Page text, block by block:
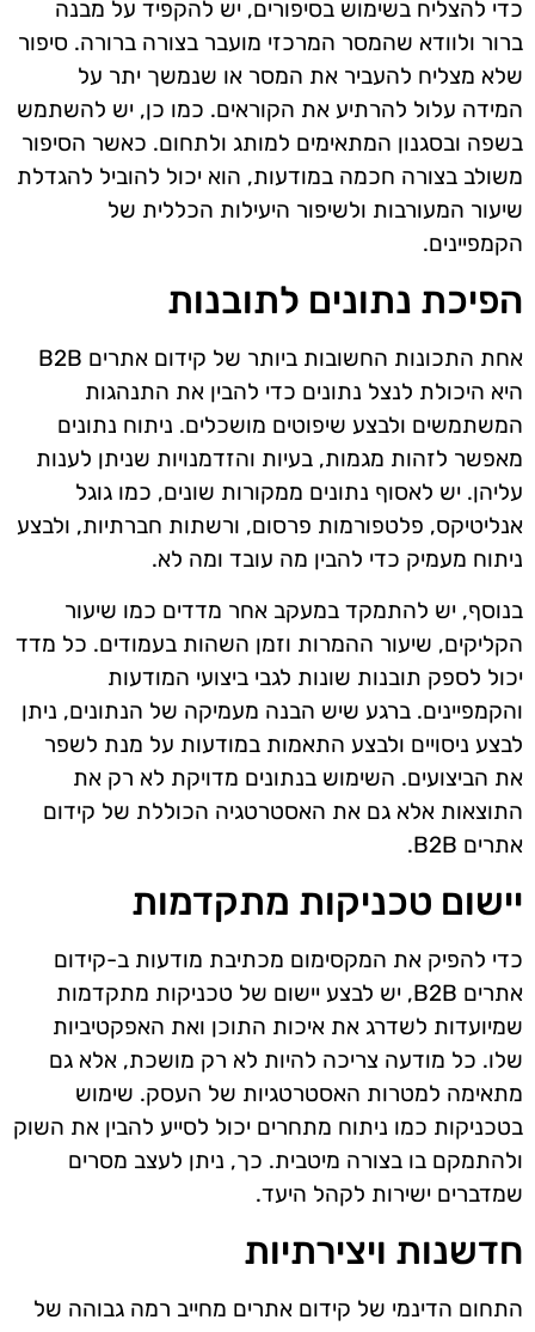
כדי להצליח בשימוש בסיפורים, יש להקפיד על מבנה
ברור ולוודא שהמסר המרכזי מועבר בצורה ברורה. סיפור
שלא מצליח להעביר את המסר או שנמשך יתר על
המידה עלול להרתיע את הקוראים. כמו כן, יש להשתמש
בשפה ובסגנון המתאימים למותג ולתחום. כאשר הסיפור
משולב בצורה חכמה במודעות, הוא יכול להוביל להגדלת
שיעור המעורבות ולשיפור היעילות הכללית של
הקמפיינים.
הפיכת נתונים לתובנות
אחת התכונות החשובות ביותר של קידום אתרים B2B
היא היכולת לנצל נתונים כדי להבין את התנהגות
המשתמשים ולבצע שיפוטים מושכלים. ניתוח נתונים
מאפשר לזהות מגמות, בעיות והזדמנויות שניתן לענות
עליהן. יש לאסוף נתונים ממקורות שונים, כמו גוגל
אנליטיקס, פלטפורמות פרסום, ורשתות חברתיות, ולבצע
ניתוח מעמיק כדי להבין מה עובד ומה לא.
בנוסף, יש להתמקד במעקב אחר מדדים כמו שיעור
הקליקים, שיעור ההמרות וזמן השהות בעמודים. כל מדד
יכול לספק תובנות שונות לגבי ביצועי המודעות
והקמפיינים. ברגע שיש הבנה מעמיקה של הנתונים, ניתן
לבצע ניסויים ולבצע התאמות במודעות על מנת לשפר
את הביצועים. השימוש בנתונים מדויקת לא רק את
התוצאות אלא גם את האסטרטגיה הכוללת של קידום
אתרים B2B.
יישום טכניקות מתקדמות
כדי להפיק את המקסימום מכתיבת מודעות ב-קידום
אתרים B2B, יש לבצע יישום של טכניקות מתקדמות
שמיועדות לשדרג את איכות התוכן ואת האפקטיביות
שלו. כל מודעה צריכה להיות לא רק מושכת, אלא גם
מתאימה למטרות האסטרטגיות של העסק. שימוש
בטכניקות כמו ניתוח מתחרים יכול לסייע להבין את השוק
ולהתמקם בו בצורה מיטבית. כך, ניתן לעצב מסרים
שמדברים ישירות לקהל היעד.
חדשנות ויצירתיות
התחום הדינמי של קידום אתרים מחייב רמה גבוהה של